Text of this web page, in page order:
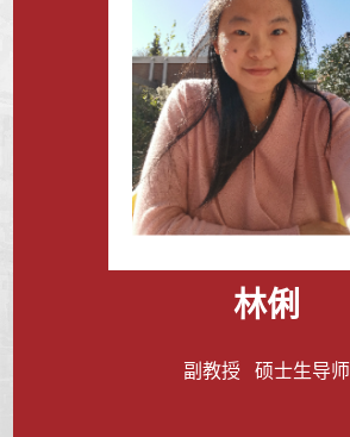
林俐
副教授 硕士生导师